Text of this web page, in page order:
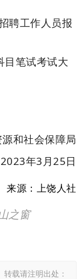
聘工作人员报
目笔试考试大
和社会保障局
2023年3月25日
来源：上饶人社
之窗
载请注明出处：